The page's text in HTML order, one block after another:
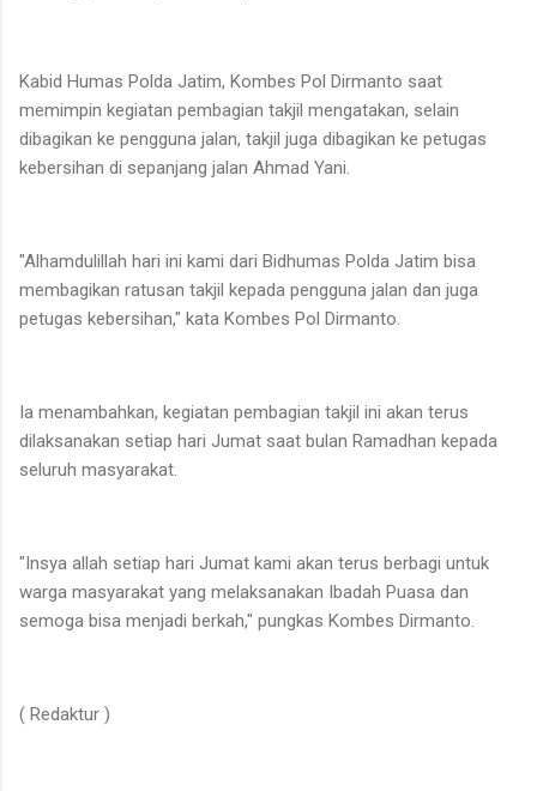
Kabid Humas Polda Jatim, Kombes Pol Dirmanto saat
memimpin kegiatan pembagian takjil mengatakan, selain
dibagikan ke pengguna jalan, takjil juga dibagikan ke petugas
kebersihan di sepanjang jalan Ahmad Yani.
"Alhamdulillah hari ini kami dari Bidhumas Polda Jatim bisa
membagikan ratusan takjil kepada pengguna jalan dan juga
petugas kebersihan," kata Kombes Pol Dirmanto.
Ia menambahkan, kegiatan pembagian takjil ini akan terus
dilaksanakan setiap hari Jumat saat bulan Ramadhan kepada
seluruh masyarakat.
"Insya allah setiap hari Jumat kami akan terus berbagi untuk
warga masyarakat yang melaksanakan Ibadah Puasa dan
semoga bisa menjadi berkah," pungkas Kombes Dirmanto.
( Redaktur )